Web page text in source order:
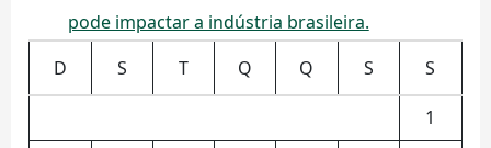
pode impactar a indústria brasileira.
D S T Q Q S S
1